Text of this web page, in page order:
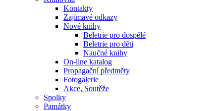
Kontakty
Zajímavé odkazy
Nové knihy
Beletrie pro dospělé
Beletrie pro děti
Naučné knihy
On-line katalog
Propagační předměty
Fotogalerie
Akce, Soutěže
Spolky
Památky